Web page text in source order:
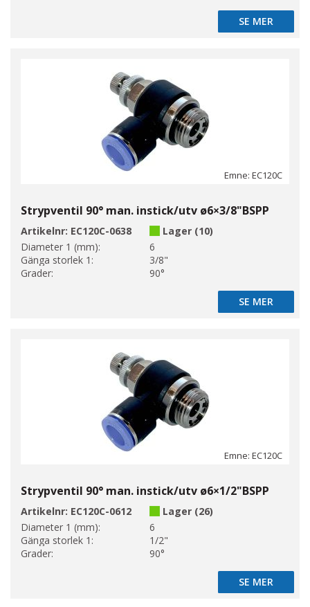
SE MER
SE MER
Emne: EC120C
Strypventil 90° man. instick/utv ø6×3/8"BSPP
Artikelnr: EC120C-0638
Lager (10)
Diameter 1 (mm):
6
Gänga storlek 1:
3/8"
Grader:
90°
SE MER
SE MER
Emne: EC120C
Strypventil 90° man. instick/utv ø6×1/2"BSPP
Artikelnr: EC120C-0612
Lager (26)
Diameter 1 (mm):
6
Gänga storlek 1:
1/2"
Grader:
90°
SE MER
SE MER